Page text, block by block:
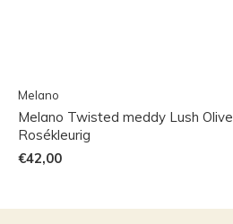
Melano
Melano Twisted meddy Lush Olive
Rosékleurig
€42,00